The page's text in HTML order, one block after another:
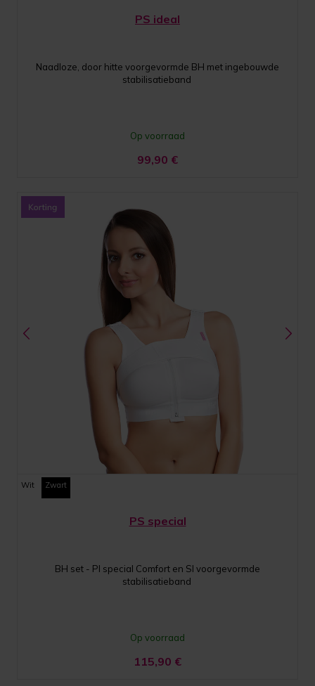
PS ideal
Naadloze, door hitte voorgevormde BH met ingebouwde
stabilisatieband
Op voorraad
99,90 €
Wit Zwart
PS special
BH set - PI special Comfort en SI voorgevormde
stabilisatieband
Op voorraad
115,90 €